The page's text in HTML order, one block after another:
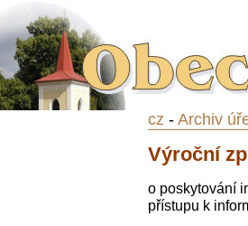
cz - Archiv
Výroční
o poskytování
přístupu k